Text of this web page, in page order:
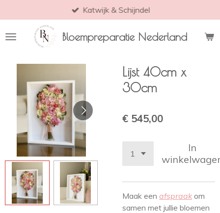
direct
naar
Bloempreparatie Nederland
Katwijk & Schijndel
Lijst 40cm x
30cm
€ 545,00
In
Maak een afspraak om
samen met jullie bloemen